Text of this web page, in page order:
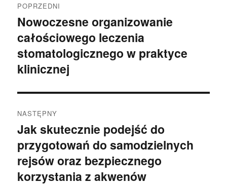
wpisu
POPRZEDNI
Poprzedni
wpis:
Nowoczesne organizowanie
całościowego leczenia
stomatologicznego w praktyce
klinicznej
NASTĘPNY
Następny
wpis:
Jak skutecznie podejść do
przygotowań do samodzielnych
rejsów oraz bezpiecznego
korzystania z akwenów